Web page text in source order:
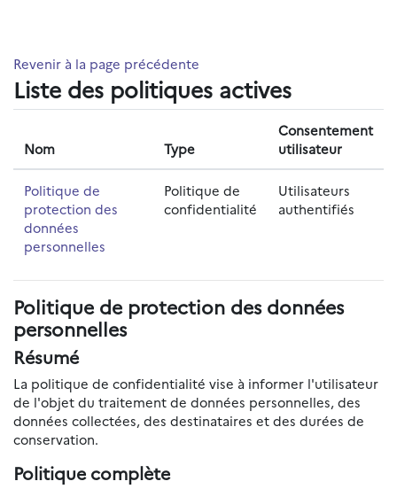
Revenir à la page précédente
Liste des politiques actives
Nom Type
Consentement
utilisateur
Politique de
protection des
données
personnelles
Politique de
confidentialité
Utilisateurs
authentifiés
Politique de protection des données
personnelles
Résumé
La politique de confidentialité vise à informer l'utilisateur
de l'objet du traitement de données personnelles, des
données collectées, des destinataires et des durées de
conservation.
Politique complète